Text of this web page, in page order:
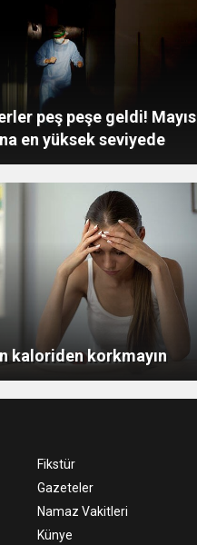
peş peşe geldi! Mayıs
en yüksek seviyede
kaloriden korkmayın
Fikstür
Gazeteler
Namaz Vakitleri
Künye